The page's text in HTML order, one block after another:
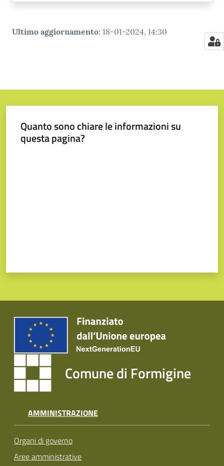
Ultimo aggiornamento: 18-01-2024, 14:30
Quanto sono chiare le informazioni su
questa pagina?
Comune di Formigine
AMMINISTRAZIONE
Organi di governo
Aree amministrative